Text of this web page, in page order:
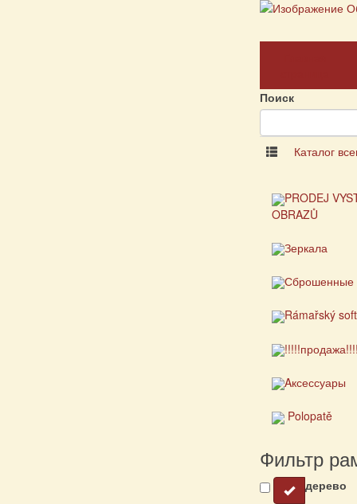
Поиск
Каталог
PRODEJ
OBRAZŮ
Зеркала
Сброшенные
Rámařský
Aксессуары
Polopatě
Фильтр
дерево